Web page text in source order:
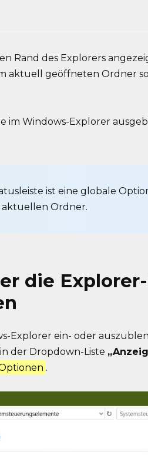
Rand des Explorers
aktuell geöffneten Ordner
im Windows-Explorer
ist eine globale
Ordner.
die
Explorer ein- oder
der Dropdown-Liste
.